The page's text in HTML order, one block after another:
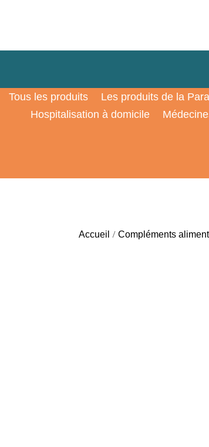
Tous les produits Les produits de la
Hospitalisation à domicile
Accueil /Compléments